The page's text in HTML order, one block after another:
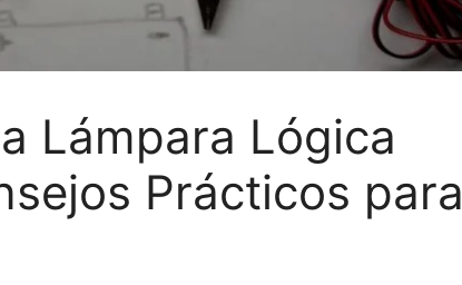
Lámpara Lógica
Prácticos para